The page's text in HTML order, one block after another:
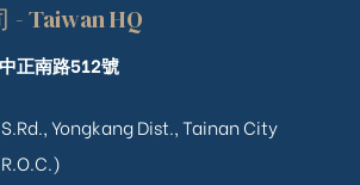
- Taiwan HQ
正南路512號
Yongkang Dist., Tainan City